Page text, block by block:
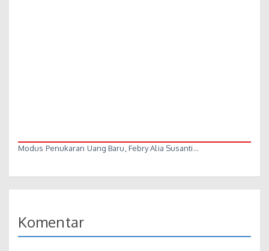
Modus Penukaran Uang Baru, Febry Alia Susanti…
Komentar